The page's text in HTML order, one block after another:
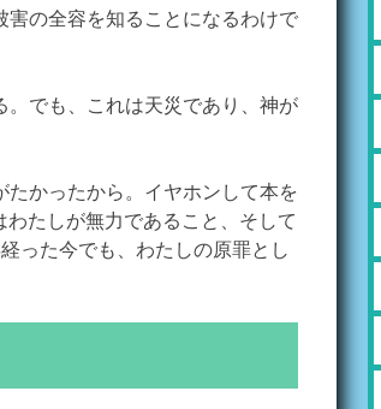
の全容を知ることになるわけで
でも、これは天災であり、神が
かったから。イヤホンして本を
たしが無力であること、そして
った今でも、わたしの原罪とし